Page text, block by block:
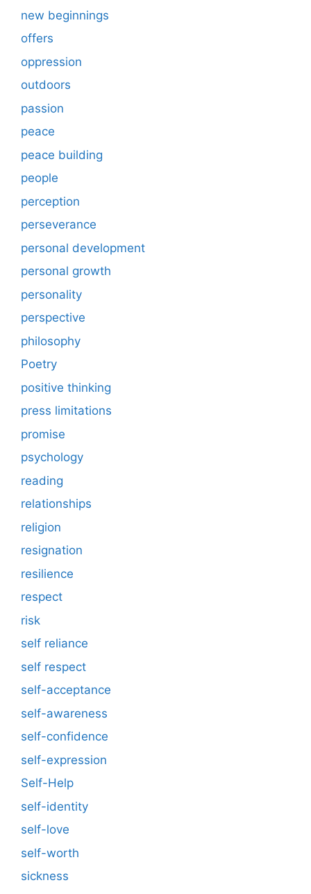
new beginnings
offers
oppression
outdoors
passion
peace
peace building
people
perception
perseverance
personal development
personal growth
personality
perspective
philosophy
Poetry
positive thinking
press limitations
promise
psychology
reading
relationships
religion
resignation
resilience
respect
risk
self reliance
self respect
self-acceptance
self-awareness
self-confidence
self-expression
Self-Help
self-identity
self-love
self-worth
sickness